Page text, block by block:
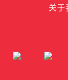
关于